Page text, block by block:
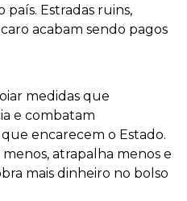
Estradas ruins,
acabam sendo pagos
medidas que
e combatam
encarecem o Estado.
atrapalha menos e
mais dinheiro no bolso